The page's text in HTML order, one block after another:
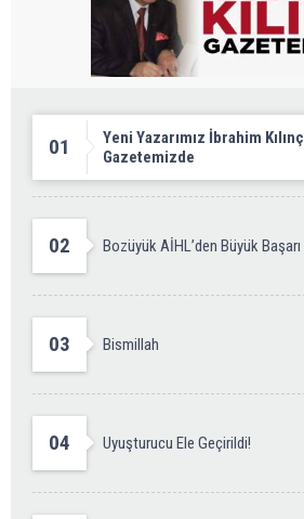
01
Yeni Yazarımız İbrahim Kılınç
Gazetemizde
02 Bozüyük AİHL’den Büyük Başarı
03 Bismillah
04 Uyuşturucu Ele Geçirildi!